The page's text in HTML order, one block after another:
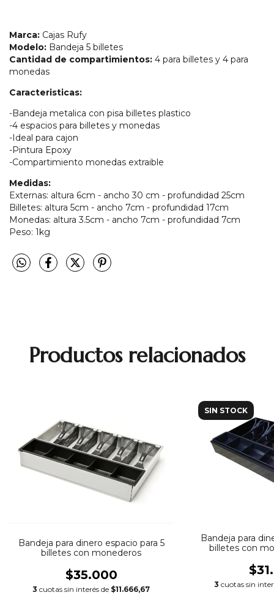
Marca: Cajas Rufy
Modelo: Bandeja 5 billetes
Cantidad de compartimientos: 4 para billetes y 4 para
monedas
Caracteristicas:
-Bandeja metalica con pisa billetes plastico
-4 espacios para billetes y monedas
-Ideal para cajon
-Pintura Epoxy
-Compartimiento monedas extraible
Medidas:
Externas: altura 6cm - ancho 30 cm - profundidad 25cm
Billetes: altura 5cm - ancho 7cm - profundidad 17cm
Monedas: altura 3.5cm - ancho 7cm - profundidad 7cm
Peso: 1kg
Productos relacionados
Bandeja para dinero espacio para 5
billetes con monederos
$35.000
3 cuotas sin interés de $11.666,67
SIN STOCK
Bandeja para
billetes con
3 cuotas sin